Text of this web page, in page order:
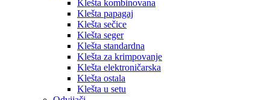
Klešta kombinovana
Klešta papagaj
Klešta sečice
Klešta seger
Klešta standardna
Klešta za krimpovanje
Klešta elektroničarska
Klešta ostala
Klešta u setu